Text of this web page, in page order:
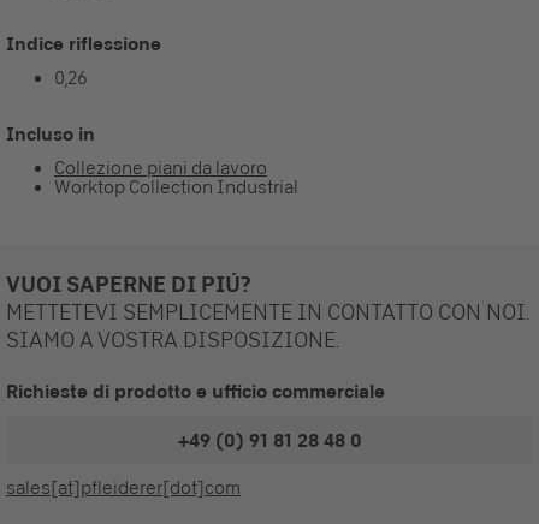
Indice riflessione
0,26
Incluso in
Collezione piani da lavoro
Worktop Collection Industrial
VUOI SAPERNE DI PIÚ?
METTETEVI SEMPLICEMENTE IN CONTATTO CON NOI.
SIAMO A VOSTRA DISPOSIZIONE.
Richieste di prodotto e ufficio commerciale
+49 (0) 91 81 28 48 0
sales[at]pfleiderer[dot]com